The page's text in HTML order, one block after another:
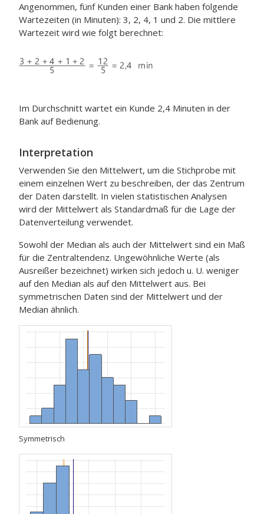
Angenommen, fünf Kunden einer Bank haben folgende
Wartezeiten (in Minuten): 3, 2, 4, 1 und 2. Die mittlere
Wartezeit wird wie folgt berechnet:
Im Durchschnitt wartet ein Kunde 2,4 Minuten in der
Bank auf Bedienung.
Interpretation
Verwenden Sie den Mittelwert, um die Stichprobe mit
einem einzelnen Wert zu beschreiben, der das Zentrum
der Daten darstellt. In vielen statistischen Analysen
wird der Mittelwert als Standardmaß für die Lage der
Datenverteilung verwendet.
Sowohl der Median als auch der Mittelwert sind ein Maß
für die Zentraltendenz. Ungewöhnliche Werte (als
Ausreißer bezeichnet) wirken sich jedoch u. U. weniger
auf den Median als auf den Mittelwert aus. Bei
symmetrischen Daten sind der Mittelwert und der
Median ähnlich.
Symmetrisch